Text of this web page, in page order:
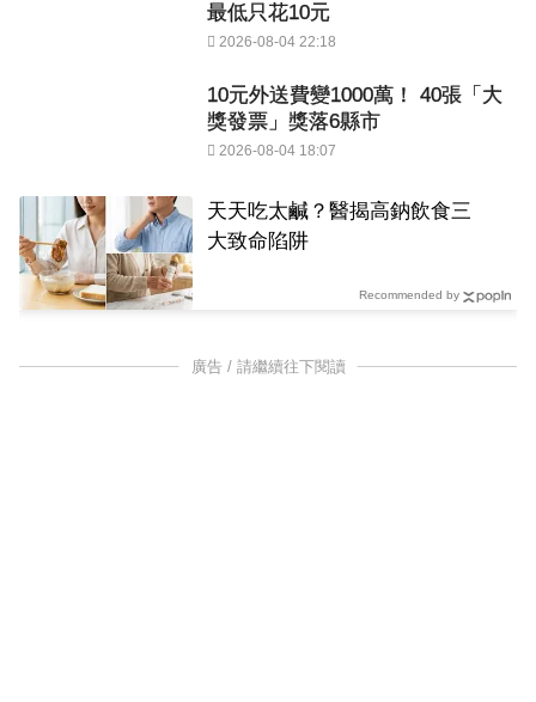
最低只花10元
2026-08-04 22:18
10元外送費變1000萬！ 40張「大
獎發票」獎落6縣市
2026-08-04 18:07
天天吃太鹹？醫揭高鈉飲食三
大致命陷阱
Recommended by
廣告 / 請繼續往下閱讀